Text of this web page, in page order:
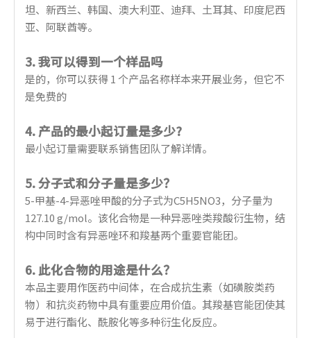
坦、新西兰、韩国、澳大利亚、迪拜、土耳其、印度尼西
亚、阿联酋等。
3. 我可以得到一个样品吗
是的，你可以获得 1 个产品名称样本来开展业务，但它不
是免费的
4. 产品的最小起订量是多少?
最小起订量需要联系销售团队了解详情。
5. 分子式和分子量是多少？
5-甲基-4-异恶唑甲酸的分子式为C5H5NO3，分子量为
127.10 g/mol。该化合物是一种异恶唑类羧酸衍生物，结
构中同时含有异恶唑环和羧基两个重要官能团。
6. 此化合物的用途是什么？
本品主要用作医药中间体，在合成抗生素（如磺胺类药
物）和抗炎药物中具有重要应用价值。其羧基官能团使其
易于进行酯化、酰胺化等多种衍生化反应。